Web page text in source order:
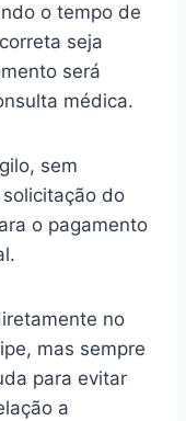
o tempo de
seja
será
médica.
sem
do
o pagamento
no
mas sempre
para evitar
a